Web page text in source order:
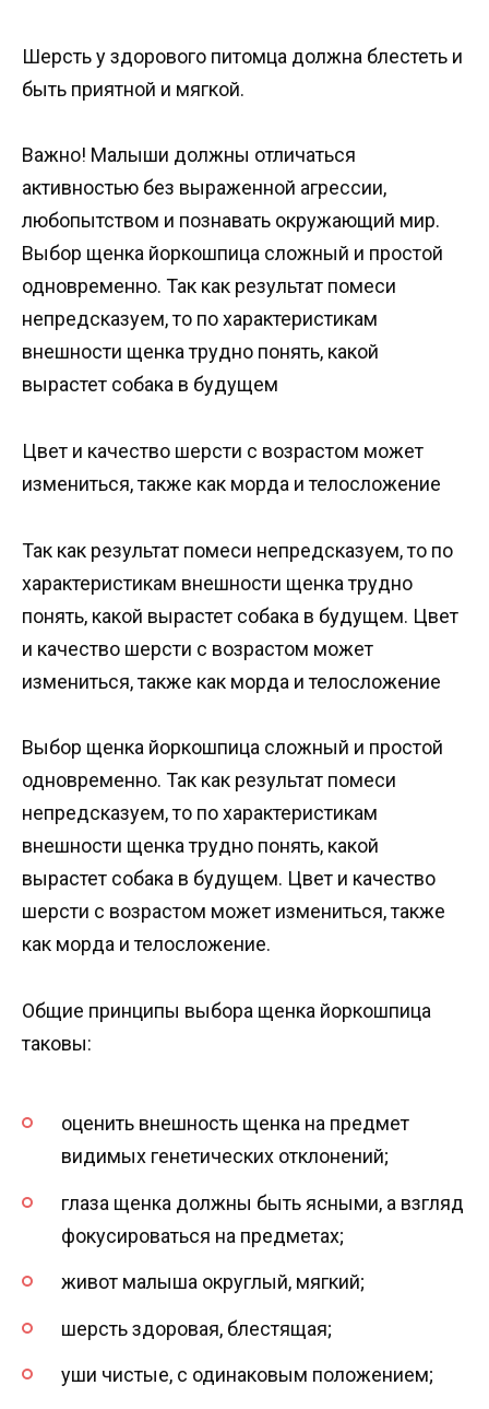
Шерсть у здорового питомца должна блестеть и
быть приятной и мягкой.
Важно! Малыши должны отличаться
активностью без выраженной агрессии,
любопытством и познавать окружающий мир.
Выбор щенка йоркошпица сложный и простой
одновременно. Так как результат помеси
непредсказуем, то по характеристикам
внешности щенка трудно понять, какой
вырастет собака в будущем
Цвет и качество шерсти с возрастом может
измениться, также как морда и телосложение
Так как результат помеси непредсказуем, то по
характеристикам внешности щенка трудно
понять, какой вырастет собака в будущем. Цвет
и качество шерсти с возрастом может
измениться, также как морда и телосложение
Выбор щенка йоркошпица сложный и простой
одновременно. Так как результат помеси
непредсказуем, то по характеристикам
внешности щенка трудно понять, какой
вырастет собака в будущем. Цвет и качество
шерсти с возрастом может измениться, также
как морда и телосложение.
Общие принципы выбора щенка йоркошпица
таковы:
оценить внешность щенка на предмет
видимых генетических отклонений;
глаза щенка должны быть ясными, а взгляд
фокусироваться на предметах;
живот малыша округлый, мягкий;
шерсть здоровая, блестящая;
уши чистые, с одинаковым положением;